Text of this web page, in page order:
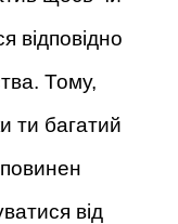
відповідно
Тому,
ти багатий
від